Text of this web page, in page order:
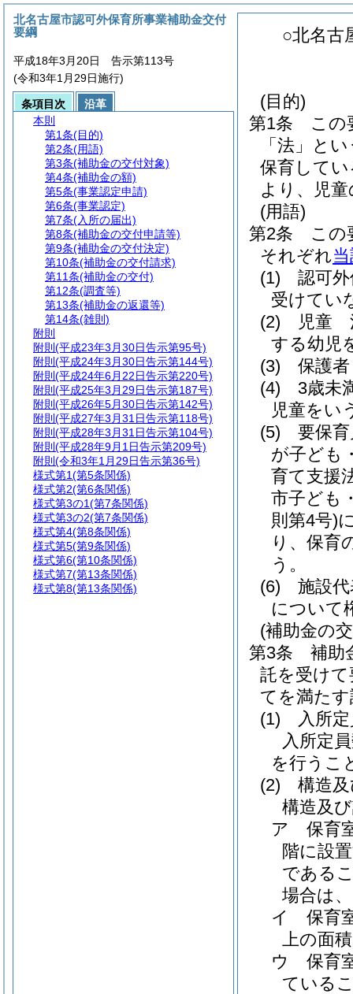
○北名古
(目的)
第1条
この
「法」と
保育して
より、児
(用語)
第2条
この
それぞれ
(1)
認可
受けてい
(2)
児童
する幼児
(3)
保護
(4)
3歳未
児童をい
(5)
要保
が子ども
育て支援
市子ども
則第4号)
り、保育
う。
(6)
施設
について
(補助金の
第3条
補助
託を受け
てを満た
(1)
入所
入所定
を行うこ
(2)
構造
構造及
ア
保育
階に設
である
場合は
イ
保育
上の面
ウ
保育
ている
北名古屋市認可外保育所事業補助金交付
要綱
平成18年3月20日 告示第113号
(令和3年1月29日施行)
条項目次
沿革
本則
第1条(目的)
第2条(用語)
第3条(補助金の交付対象)
第4条(補助金の額)
第5条(事業認定申請)
第6条(事業認定)
第7条(入所の届出)
第8条(補助金の交付申請等)
第9条(補助金の交付決定)
第10条(補助金の交付請求)
第11条(補助金の交付)
第12条(調査等)
第13条(補助金の返還等)
第14条(雑則)
附則
附則 (平成23年3月30日告示第95号)
附則 (平成24年3月30日告示第144号)
附則 (平成24年6月22日告示第220号)
附則 (平成25年3月29日告示第187号)
附則 (平成26年5月30日告示第142号)
附則 (平成27年3月31日告示第118号)
附則 (平成28年3月31日告示第104号)
附則 (平成28年9月1日告示第209号)
附則 (令和3年1月29日告示第36号)
様式第1(第5条関係)
様式第2(第6条関係)
様式第3の1(第7条関係)
様式第3の2(第7条関係)
様式第4(第8条関係)
様式第5(第9条関係)
様式第6(第10条関係)
様式第7(第13条関係)
様式第8(第13条関係)